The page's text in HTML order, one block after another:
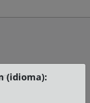
(idioma):